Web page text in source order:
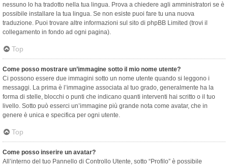
nessuno lo ha tradotto nella tua lingua. Prova a chiedere agli amministratori se è
possibile installare la tua lingua. Se non esiste puoi fare tu una nuova
traduzione. Puoi trovare altre informazioni sul sito di phpBB Limited (trovi il
collegamento in fondo ad ogni pagina).
Top
Come posso mostrare un’immagine sotto il mio nome utente?
Ci possono essere due immagini sotto un nome utente quando si leggono i
messaggi. La prima è l’immagine associata al tuo grado, generalmente ha la
forma di stelle, blocchi o punti che indicano quanti interventi hai scritto o il tuo
livello. Sotto può esserci un’immagine più grande nota come avatar, che in
genere è unica e specifica per ogni utente.
Top
Come posso inserire un avatar?
All’interno del tuo Pannello di Controllo Utente, sotto “Profilo” è possibile